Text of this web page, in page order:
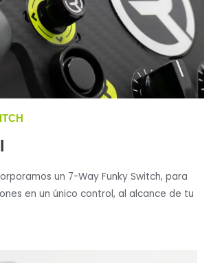
un 7-Way Funky Switch, para
en un único control, al alcance de tu